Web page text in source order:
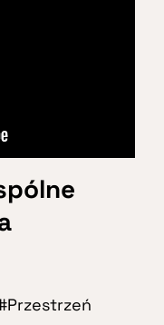
Przestrzeń